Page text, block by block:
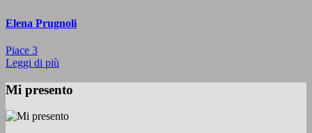
Elena Prugnoli
Piace 3
Leggi di più
Mi presento